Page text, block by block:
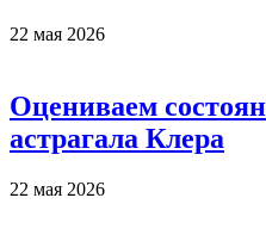
22 мая 2026
Оцениваем
астрагала Клера
22 мая 2026